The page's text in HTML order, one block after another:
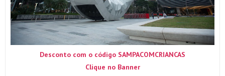
Desconto com o código SAMPACOMCRIANCAS
Clique no Banner